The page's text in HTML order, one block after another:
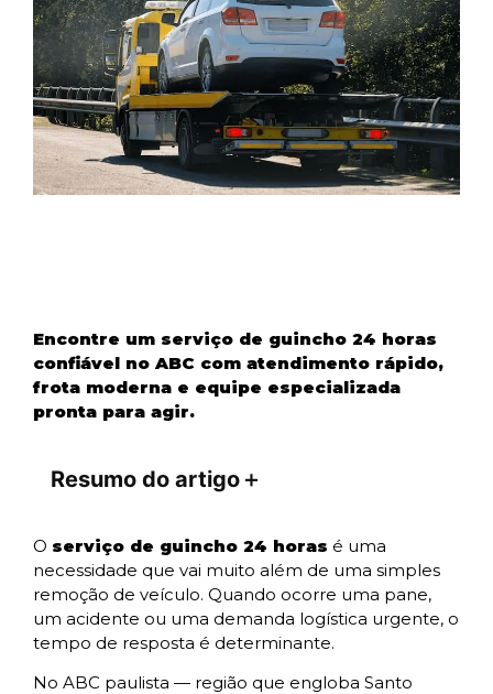
Encontre um serviço de guincho 24 horas
confiável no ABC com atendimento rápido,
frota moderna e equipe especializada
pronta para agir.
Resumo do artigo＋
O serviço de guincho 24 horas é uma
necessidade que vai muito além de uma simples
remoção de veículo. Quando ocorre uma pane,
um acidente ou uma demanda logística urgente, o
tempo de resposta é determinante.
No ABC paulista — região que engloba Santo